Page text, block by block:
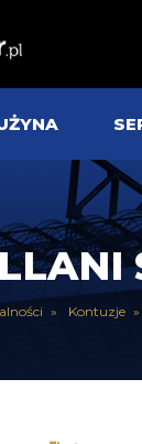
Kontuzje